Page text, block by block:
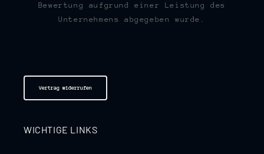
Bewertung aufgrund einer Leistung des
Unternehmens abgegeben wurde.
Vertrag widerrufen
WICHTIGE LINKS